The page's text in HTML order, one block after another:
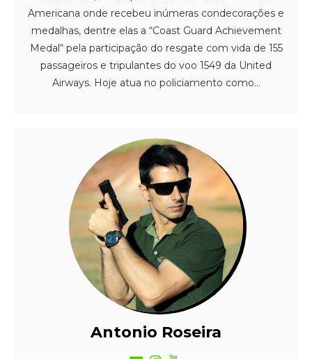
Americana onde recebeu inúmeras condecorações e
medalhas, dentre elas a “Coast Guard Achievement
Medal“ pela participação do resgate com vida de 155
passageiros e tripulantes do voo 1549 da United
Airways. Hoje atua no policiamento como...
Antonio Roseira